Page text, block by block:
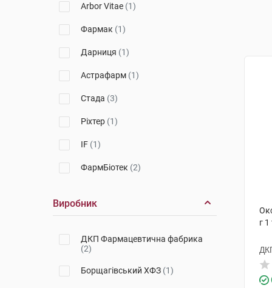
Arbor Vitae (1)
Фармак (1)
Дарниця (1)
Астрафарм (1)
Стада (3)
Ріхтер (1)
IF (1)
ФармБіотек (2)
Виробник
ДКП Фармацевтична фабрика
(2)
Борщагівський ХФЗ (1)
г 1